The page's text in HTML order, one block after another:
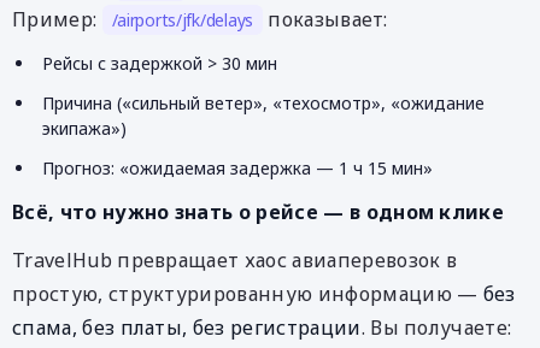
Пример:
/airports/jfk/delays показывает:
Рейсы с задержкой > 30 мин
Причина («сильный ветер», «техосмотр», «ожидание
экипажа»)
Прогноз: «ожидаемая задержка — 1 ч 15 мин»
Всё, что нужно знать о рейсе — в одном клике
TravelHub превращает хаос авиаперевозок в
простую, структурированную информацию — без
спама, без платы, без регистрации. Вы получаете: